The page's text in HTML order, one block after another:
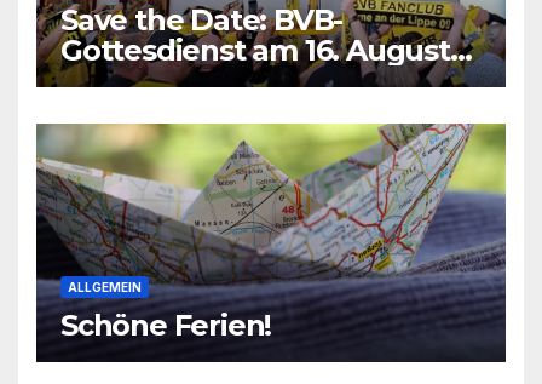
Save the Date: BVB-
Gottesdienst am 16. August
2026
ALLGEMEIN
Schöne Ferien!